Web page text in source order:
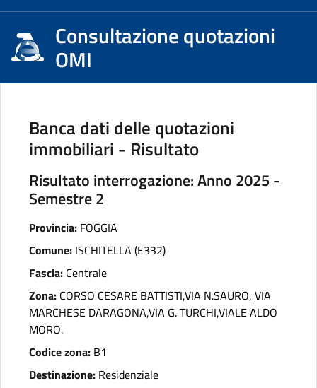
Consultazione quotazioni
OMI
Banca dati delle quotazioni
immobiliari - Risultato
Risultato interrogazione: Anno 2025 -
Semestre 2
Provincia: FOGGIA
Comune: ISCHITELLA (E332)
Fascia: Centrale
Zona: CORSO CESARE BATTISTI,VIA N.SAURO, VIA
MARCHESE DARAGONA,VIA G. TURCHI,VIALE ALDO
MORO.
Codice zona: B1
Destinazione: Residenziale